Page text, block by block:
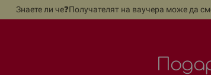
Знаете ли че❓Получателят на ваучера може да